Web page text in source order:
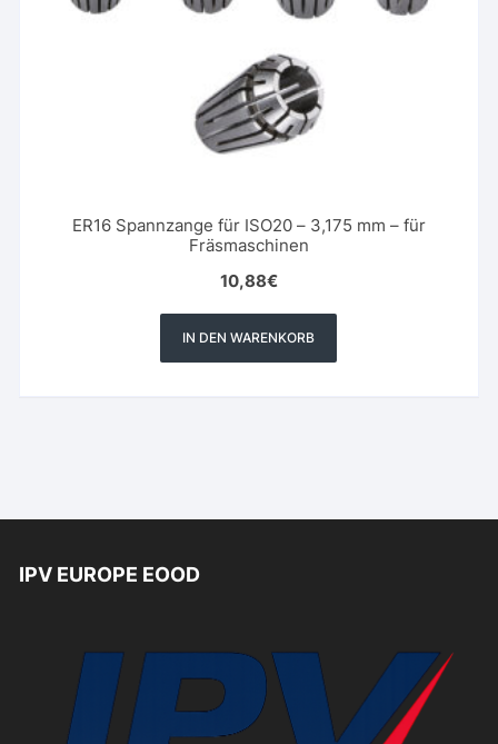
ER16 Spannzange für ISO20 – 3,175 mm – für
Fräsmaschinen
10,88€
IN DEN WARENKORB
IPV EUROPE EOOD